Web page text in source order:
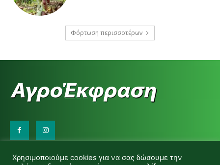
Φόρτωση περισσοτέρων
d.makas@yahoo.gr
Χρησιμοποιούμε cookies για να σας δώσουμε την